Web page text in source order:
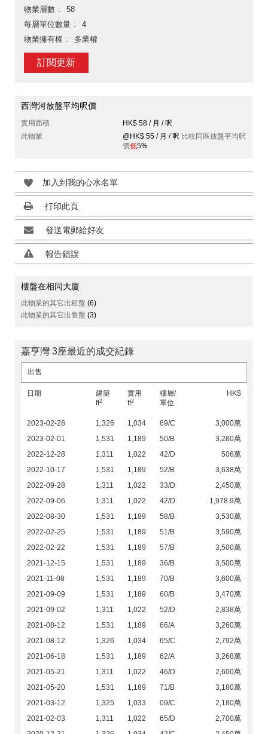
物業層數
58
每層單位數量
4
物業擁有權
多業權
訂閱更新
西灣河放盤平均呎價
實用面積
HK$ 58 / 月 / 呎
此物業
@HK$ 55 / 月 / 呎 比較同區放盤平均呎
價低5%
加入到我的心水名單
打印此頁
發送電郵給好友
報告錯誤
樓盤在相同大廈
此物業的其它出租盤 (6)
此物業的其它出售盤 (3)
嘉亨灣 3座最近的成交紀錄
出售
日期
建築
ft2
實用
ft2
樓層/
單位
HK$
2023-02-28 1,326 1,034 69/C
3,000萬
2023-02-01
1,531 1,189 50/B
3,280萬
2022-12-28
1,311 1,022 42/D
506萬
2022-10-17
1,531 1,189 52/B
3,638萬
2022-09-28
1,311 1,022 33/D
2,450萬
2022-09-06
1,311 1,022 42/D
1,978.9萬
2022-08-30
1,531 1,189 58/B
3,530萬
2022-02-25
1,531 1,189 51/B
3,590萬
2022-02-22
1,531 1,189 57/B
3,500萬
2021-12-15
1,531 1,189 36/B
3,500萬
2021-11-08
1,531 1,189 70/B
3,600萬
2021-09-09
1,531 1,189 60/B
3,470萬
2021-09-02
1,311 1,022 52/D
2,838萬
2021-08-12
1,531 1,189 66/A
3,260萬
2021-08-12
1,326 1,034 65/C
2,792萬
2021-06-18
1,531 1,189 62/A
3,268萬
2021-05-21
1,311 1,022 46/D
2,600萬
2021-05-20
1,531 1,189 71/B
3,180萬
2021-03-12
1,325 1,033 09/C
2,180萬
2021-02-03
1,311 1,022 65/D
2,700萬